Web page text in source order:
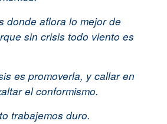
donde aflora lo mejor de
sin crisis todo viento es
es promoverla, y callar en
el conformismo.
trabajemos duro.